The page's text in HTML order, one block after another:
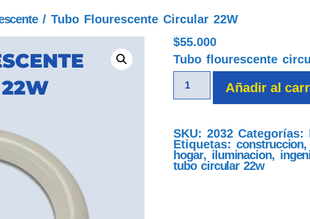
/ Tubo Flourescente Circular 22W
$55.000
Tubo flourescente
Añadir al
SKU:2032 Categorías:
Etiquetas:construccion
hogar, iluminacion,
tubo circular 22w